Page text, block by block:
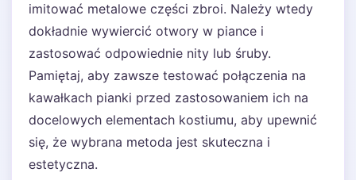
imitować metalowe części zbroi. Należy wtedy
dokładnie wywiercić otwory w piance i
zastosować odpowiednie nity lub śruby.
Pamiętaj, aby zawsze testować połączenia na
kawałkach pianki przed zastosowaniem ich na
docelowych elementach kostiumu, aby upewnić
się, że wybrana metoda jest skuteczna i
estetyczna.